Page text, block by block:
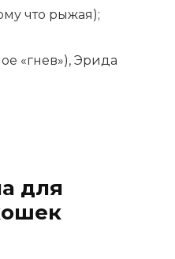
что рыжая);
«гнев»), Эрида
для